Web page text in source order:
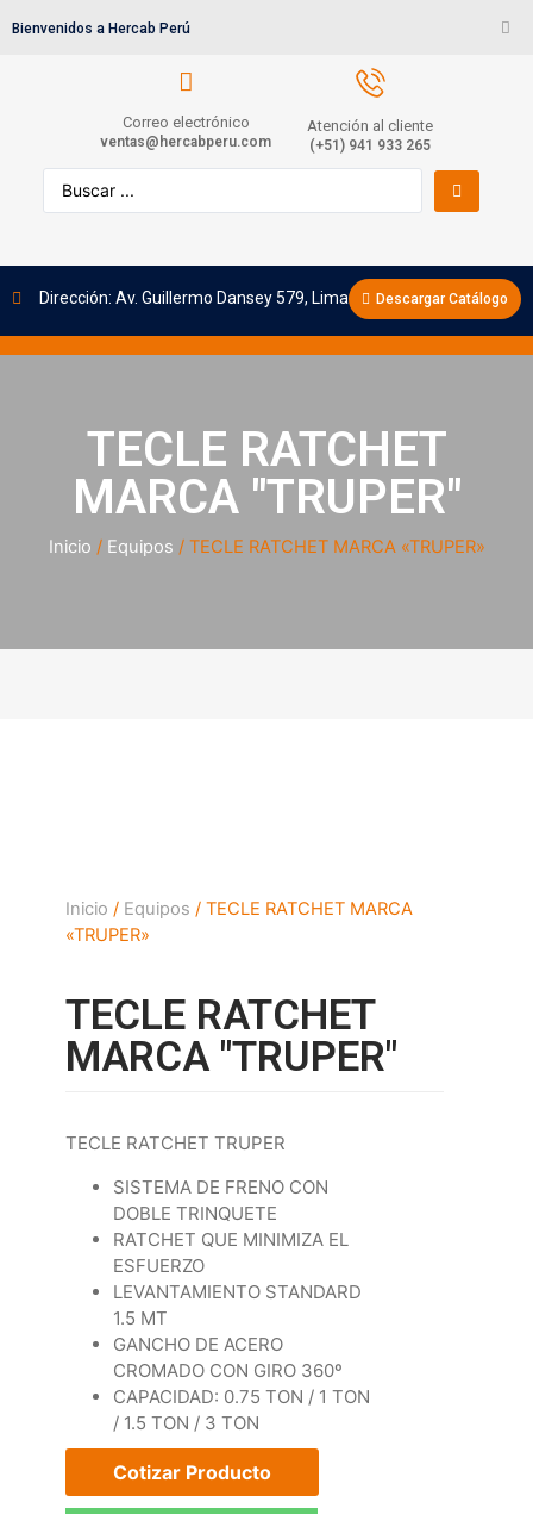
Bienvenidos a Hercab Perú
Correo electrónico
ventas@hercabperu.com
Atención al cliente
(+51) 941 933 265
Dirección: Av. Guillermo Dansey 579, Lima Descargar Catálogo
TECLE RATCHET
MARCA "TRUPER"
Inicio / Equipos / TECLE RATCHET MARCA «TRUPER»
Inicio / Equipos / TECLE RATCHET MARCA
«TRUPER»
TECLE RATCHET
MARCA "TRUPER"
TECLE RATCHET TRUPER
SISTEMA DE FRENO CON
DOBLE TRINQUETE
RATCHET QUE MINIMIZA EL
ESFUERZO
LEVANTAMIENTO STANDARD
1.5 MT
GANCHO DE ACERO
CROMADO CON GIRO 360º
CAPACIDAD: 0.75 TON / 1 TON
/ 1.5 TON / 3 TON
Cotizar Producto